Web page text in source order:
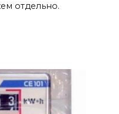
отдельно.